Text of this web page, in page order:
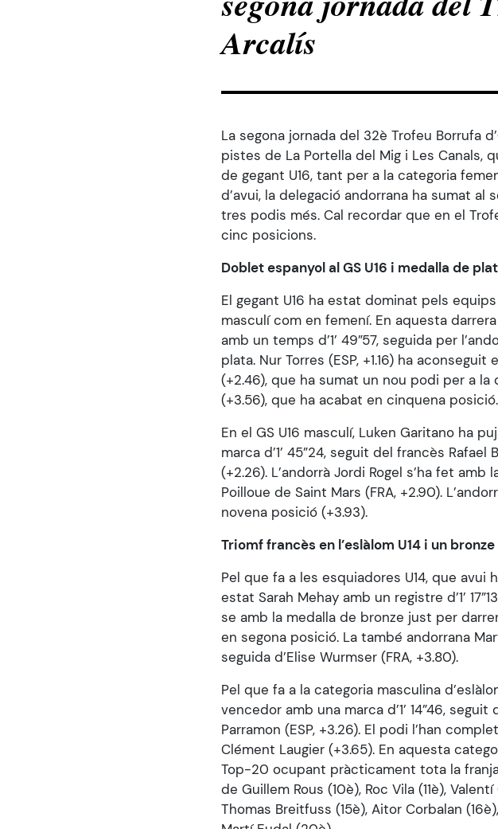
segona jornada del
Arcalís
La segona jornada del 32è Trofeu Borrufa
pistes de La Portella del Mig i Les Canals,
de gegant U16, tant per a la categoria
d’avui, la delegació andorrana ha sumat al
tres podis més. Cal recordar que en el
cinc posicions.
Doblet espanyol al GS U16 i medalla de
El gegant U16 ha estat dominat pels
masculí com en femení. En aquesta
amb un temps d’1’ 49”57, seguida per
plata. Nur Torres (ESP, +1.16) ha
(+2.46), que ha sumat un nou podi per a
(+3.56), que ha acabat en cinquena posició.
En el GS U16 masculí, Luken Garitano ha
marca d’1’ 45”24, seguit del francès
(+2.26). L’andorrà Jordi Rogel s’ha fet
Poilloue de Saint Mars (FRA, +2.90).
novena posició (+3.93).
Triomf francès en l’eslàlom U14 i un
Pel que fa a les esquiadores U14, que
estat Sarah Mehay amb un registre d’1’
se amb la medalla de bronze just per
en segona posició. La també andorrana
seguida d’Elise Wurmser (FRA, +3.80).
Pel que fa a la categoria masculina
vencedor amb una marca d’1’ 14”46,
Parramon (ESP, +3.26). El podi l’han
Clément Laugier (+3.65). En aquesta
Top-20 ocupant pràcticament tota la
de Guillem Rous (10è), Roc Vila (11è),
Thomas Breitfuss (15è), Aitor Corbalan